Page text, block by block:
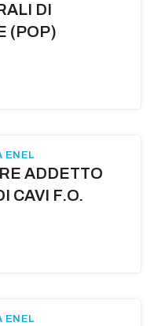
DI
(POP)
ENEL
ADDETTO
CAVI F.O.
ENEL